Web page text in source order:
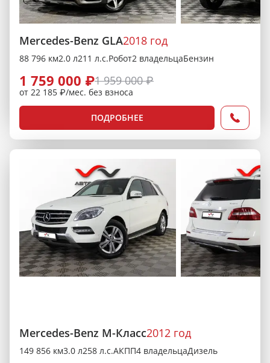
Mercedes-Benz GLA2018 год
88 796 км2.0 л211 л.с.Робот2 владельцаБензин
1 759 000 ₽1 959 000 ₽
от 22 185 ₽/мес. без взноса
ПОДРОБНЕЕ
Mercedes-Benz M-Класс2012 год
149 856 км3.0 л258 л.с.АКПП4 владельцаДизель